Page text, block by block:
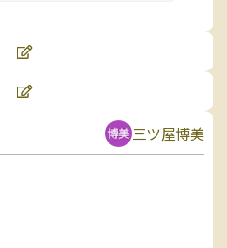
三ツ屋博美